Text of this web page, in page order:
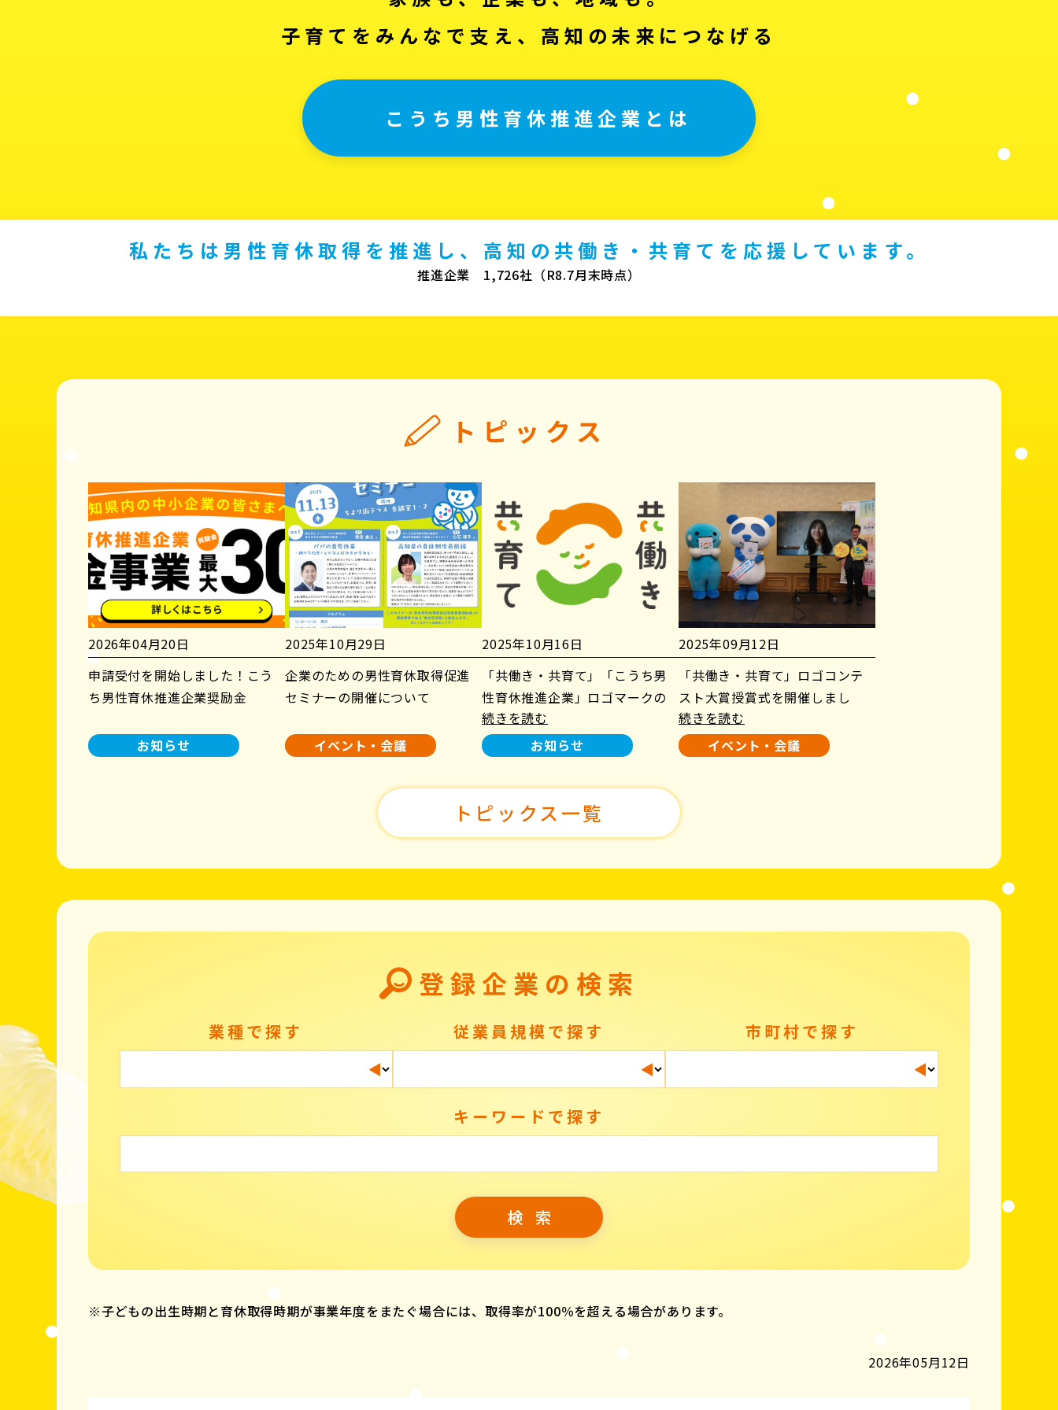
子育てをみんなで支え、高知の未来につなげる
こうち男性育休推進企業とは
私たちは男性育休取得を推進し、高知の共働き・共育てを応援しています。
推進企業 1,726社（R8.7月末時点）
トピックス
2026年04月20日
申請受付を開始しました！こう
ち男性育休推進企業奨励金
お知らせ
2025年10月29日
企業のための男性育休取得促進
セミナーの開催について
イベント・会議
2025年10月16日
「共働き・共育て」「こうち男
性育休推進企業」ロゴマークの
使用について
続きを読む
お知らせ
2025年09月12日
「共働き・共育て」ロゴコンテ
スト大賞授賞式を開催しまし
た！
続きを読む
イベント・会議
トピックス一覧
登録企業の検索
業種で探す 従業員規模で探す 市町村で探す
キーワードで探す
※子どもの出生時期と育休取得時期が事業年度をまたぐ場合には、取得率が100％を超える場合があります。
2026年05月12日